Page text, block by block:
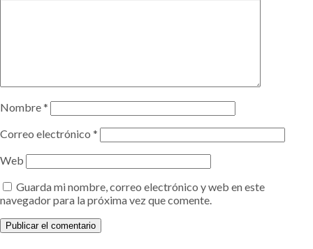
Nombre*
Correo electrónico *
Web
Guarda mi nombre, correo electrónico y web en este
navegador para la próxima vez que comente.